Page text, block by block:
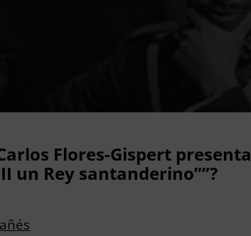
Carlos Flores-Gispert presenta
un Rey santanderino””?